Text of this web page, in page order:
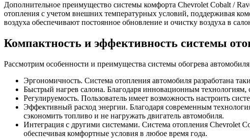
Дополнительное преимущество системы комфорта Chevrolet Cobalt /
отопления с учетом внешних температурных условий, поддерживая
воздуха обеспечивают постоянное обновление и очистку воздуха в
Компактность и эффективность системы
Рассмотрим особенности и преимущества системы обогрева
Эргономичность. Система отопления автомобиля разработана
Быстрый нагрев салона. Благодаря инновационным
Регулируемость. Пользователь имеет возможность настроить
Эффективный расход энергии. Благодаря современным
сэкономить топливо и не нагружать двигатель автомобиля.
Интеграция с другими системами. Система отопления Chevrolet
обеспечивая комфортные условия в любое время года.